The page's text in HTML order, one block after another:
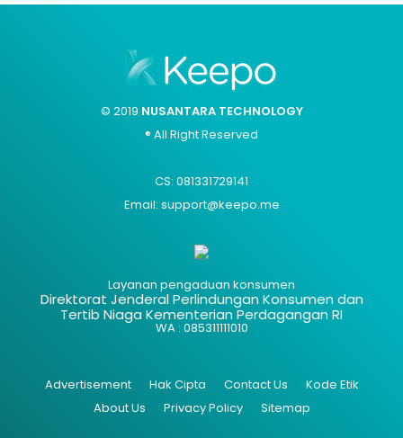
© 2019 NUSANTARA TECHNOLOGY
® All Right Reserved
CS: 081331729141
Email: support@keepo.me
Layanan pengaduan konsumen
Direktorat Jenderal Perlindungan Konsumen dan
Tertib Niaga Kementerian Perdagangan RI
WA : 085311111010
Advertisement Hak Cipta Contact Us
Kode Etik
About Us
Privacy Policy Sitemap